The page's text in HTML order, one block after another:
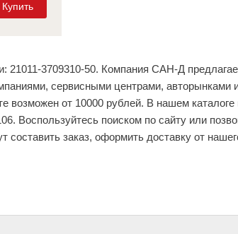
Купить
3709310-50. Компания САН-Д
сервисными центрами, авторынками
возможен от 10000 рублей. В нашем
Воспользуйтесь поиском по сайту или
заказ, оформить доставку от